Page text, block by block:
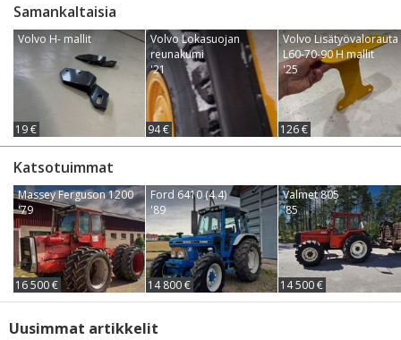
Samankaltaisia
Volvo H- mallit
19 €
Volvo Lokasuojan
reunakumi
'21
94 €
Volvo Lisätyövalorauta
L60-70-90 H mallit
'25
126 €
Katsotuimmat
Massey Ferguson 1200
'79
16 500 €
Ford 6410 (4.4)
'89
14 800 €
Valmet 805
'85
14 500 €
Uusimmat artikkelit